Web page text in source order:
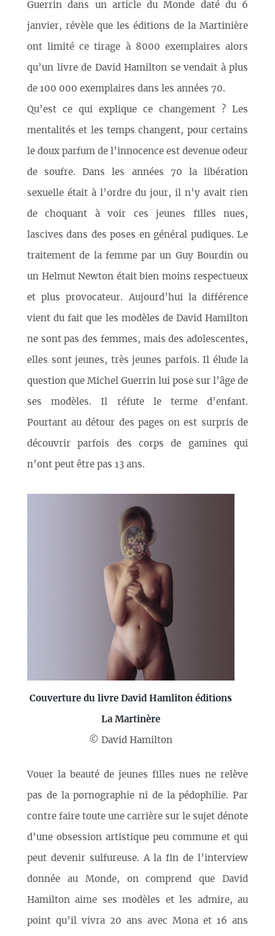
Guerrin dans un article du Monde daté du 6
janvier, révèle que les éditions de la Martinière
ont limité ce tirage à 8000 exemplaires alors
qu’un livre de David Hamilton se vendait à plus
de 100 000 exemplaires dans les années 70.
Qu’est ce qui explique ce changement ? Les
mentalités et les temps changent, pour certains
le doux parfum de l’innocence est devenue odeur
de soufre. Dans les années 70 la libération
sexuelle était à l’ordre du jour, il n’y avait rien
de choquant à voir ces jeunes filles nues,
lascives dans des poses en général pudiques. Le
traitement de la femme par un Guy Bourdin ou
un Helmut Newton était bien moins respectueux
et plus provocateur. Aujourd’hui la différence
vient du fait que les modèles de David Hamilton
ne sont pas des femmes, mais des adolescentes,
elles sont jeunes, très jeunes parfois. Il élude la
question que Michel Guerrin lui pose sur l’âge de
ses modèles. Il réfute le terme d’enfant.
Pourtant au détour des pages on est surpris de
découvrir parfois des corps de gamines qui
n’ont peut être pas 13 ans.
Couverture du livre David Hamliton éditions
La Martinère
© David Hamilton
Vouer la beauté de jeunes filles nues ne relève
pas de la pornographie ni de la pédophilie. Par
contre faire toute une carrière sur le sujet dénote
d’une obsession artistique peu commune et qui
peut devenir sulfureuse. A la fin de l’interview
donnée au Monde, on comprend que David
Hamilton aime ses modèles et les admire, au
point qu’il vivra 20 ans avec Mona et 16 ans